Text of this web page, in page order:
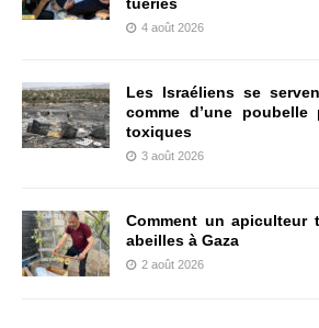
4 août 2026
Les Israéliens se
comme d’une
toxiques
3 août 2026
Comment un apiculteur
abeilles à Gaza
2 août 2026